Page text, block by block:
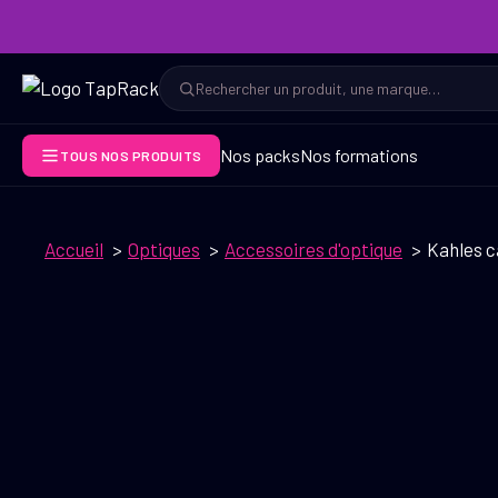
Rechercher
Rechercher
TOUS NOS PRODUITS Nos packsNos formations
Accueil Optiques Accessoires d'optique Kahles